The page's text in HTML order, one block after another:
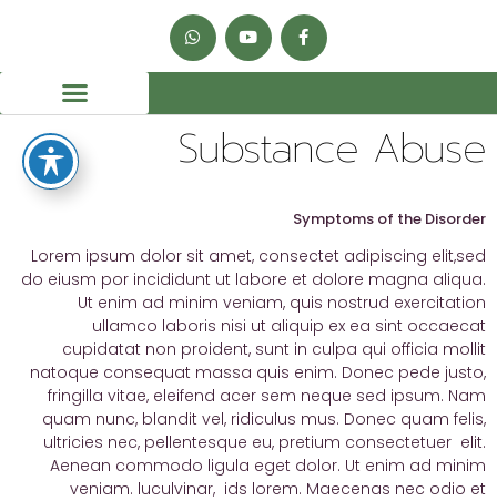
Substance Abuse
Symptoms of the Disorder
Lorem ipsum dolor sit amet, consectet adipiscing elit,sed
do eiusm por incididunt ut labore et dolore magna aliqua.
Ut enim ad minim veniam, quis nostrud exercitation
ullamco laboris nisi ut aliquip ex ea sint occaecat
cupidatat non proident, sunt in culpa qui officia mollit
natoque consequat massa quis enim. Donec pede justo,
fringilla vitae, eleifend acer sem neque sed ipsum. Nam
quam nunc, blandit vel, ridiculus mus. Donec quam felis,
ultricies nec, pellentesque eu, pretium consectetuer elit.
Aenean commodo ligula eget dolor. Ut enim ad minim
veniam. luculvinar, ids lorem. Maecenas nec odio et